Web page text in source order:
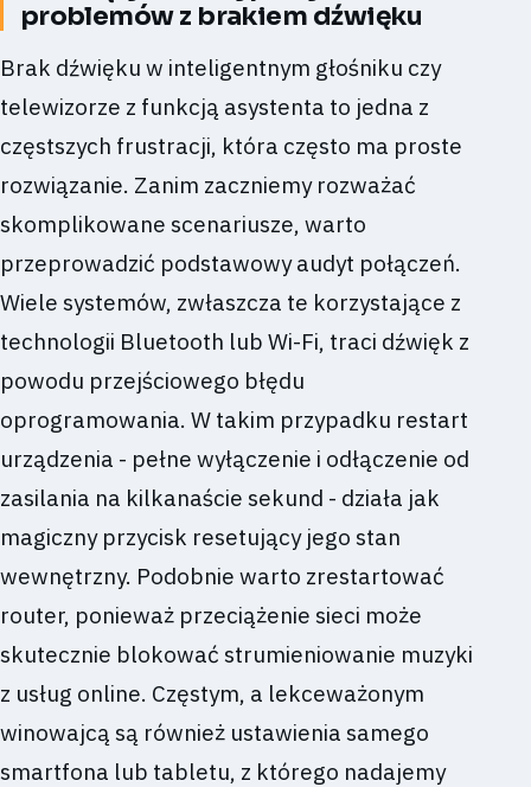
problemów z brakiem dźwięku
Brak dźwięku w inteligentnym głośniku czy
telewizorze z funkcją asystenta to jedna z
częstszych frustracji, która często ma proste
rozwiązanie. Zanim zaczniemy rozważać
skomplikowane scenariusze, warto
przeprowadzić podstawowy audyt połączeń.
Wiele systemów, zwłaszcza te korzystające z
technologii Bluetooth lub Wi-Fi, traci dźwięk z
powodu przejściowego błędu
oprogramowania. W takim przypadku restart
urządzenia - pełne wyłączenie i odłączenie od
zasilania na kilkanaście sekund - działa jak
magiczny przycisk resetujący jego stan
wewnętrzny. Podobnie warto zrestartować
router, ponieważ przeciążenie sieci może
skutecznie blokować strumieniowanie muzyki
z usług online. Częstym, a lekceważonym
winowajcą są również ustawienia samego
smartfona lub tabletu, z którego nadajemy